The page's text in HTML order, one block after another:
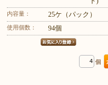
内容量： 25ケ（パック）
使用個数： 94個
個